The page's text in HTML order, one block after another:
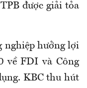
được giải tỏa
nghiệp hưởng lợi
về FDI và Công
KBC thu hút